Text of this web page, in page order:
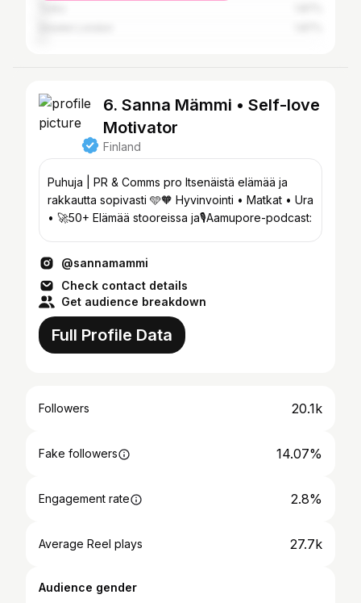
6. Sanna Mämmi • Self-love
Motivator
Finland
Puhuja | PR & Comms pro Itsenäistä elämää ja
rakkautta sopivasti 🩵🧡 Hyvinvointi • Matkat • Ura
• 🚀50+ Elämää stooreissa ja🎙️Aamupore-podcast:
@sannamammi
Check contact details
Get audience breakdown
Full Profile Data
Followers 20.1k
Fake followers 14.07%
Engagement rate 2.8%
Average Reel plays 27.7k
Audience gender